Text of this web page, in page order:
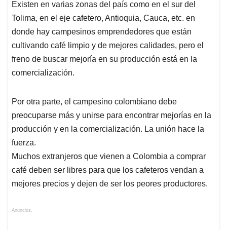
Existen en varias zonas del país como en el sur del
Tolima, en el eje cafetero, Antioquia, Cauca, etc. en
donde hay campesinos emprendedores que están
cultivando café limpio y de mejores calidades, pero el
freno de buscar mejoría en su producción está en la
comercialización.
Por otra parte, el campesino colombiano debe
preocuparse más y unirse para encontrar mejorías en la
producción y en la comercialización. La unión hace la
fuerza.
Muchos extranjeros que vienen a Colombia a comprar
café deben ser libres para que los cafeteros vendan a
mejores precios y dejen de ser los peores productores.
Anuncios.